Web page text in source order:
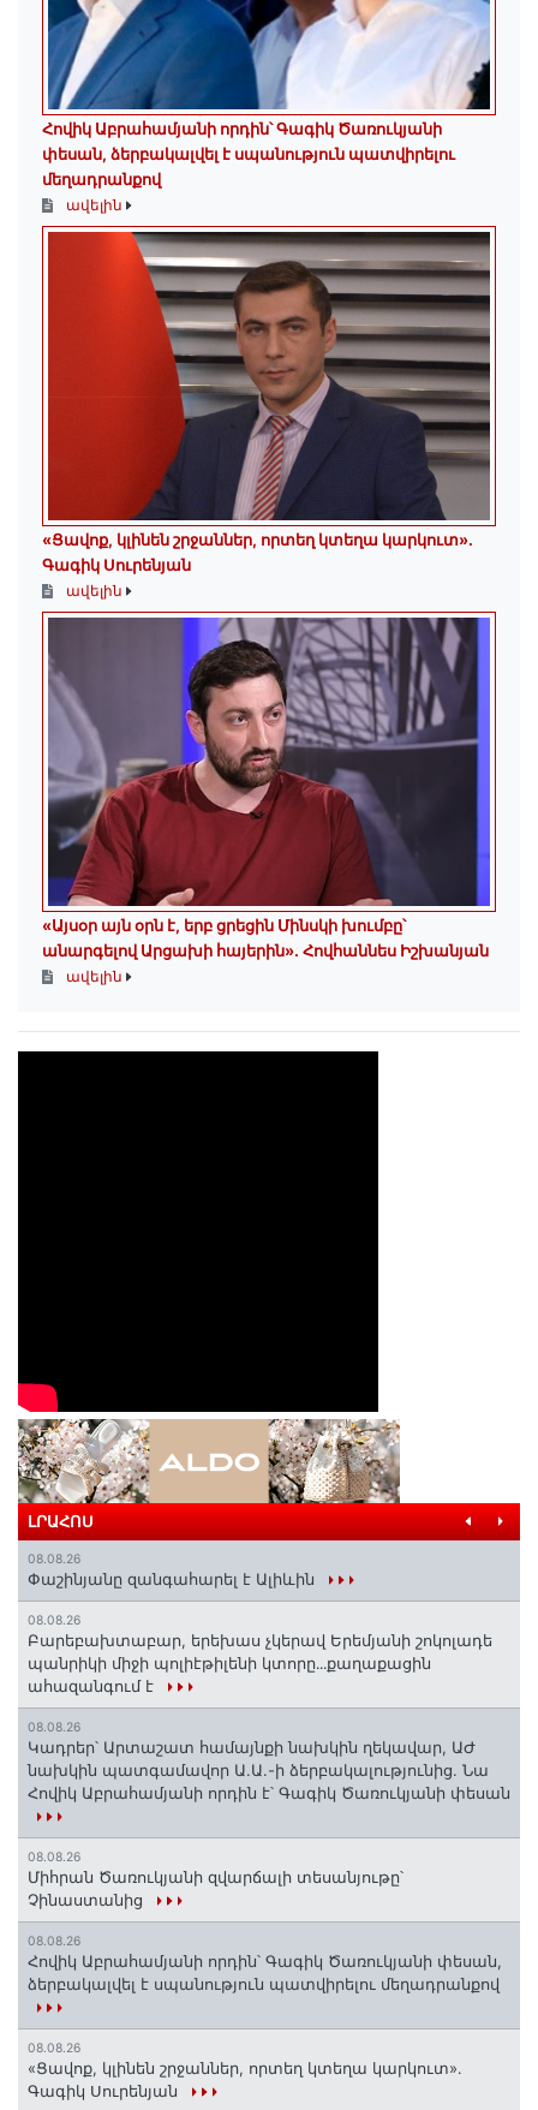
Հովիկ Աբրահամյանի որդին՝ Գագիկ Ծառուկյանի
փեսան, ձերբակալվել է սպանություն պատվիրելու
մեղադրանքով
ավելին
«Ցավոք, կլինեն շրջաններ, որտեղ կտեղա կարկուտ»․
Գագիկ Սուրենյան
ավելին
«Այսօր այն օրն է, երբ ցրեցին Մինսկի խումբը՝
անարգելով Արցախի հայերին»․ Հովհաննես Իշխանյան
ավելին
ԼՐԱՀՈՍ
08.08.26
Փաշինյանը զանգահարել է Ալիևին
08.08.26
Բարեբախտաբար, երեխաս չկերավ Երեմյանի շոկոլադե
պանրիկի միջի պոլիէթիլենի կտորը․․․քաղաքացին
ահազանգում է
08.08.26
Կադրեր՝ Արտաշատ համայնքի նախկին ղեկավար, ԱԺ
նախկին պատգամավոր Ա.Ա.-ի ձերբակալությունից. Նա
Հովիկ Աբրահամյանի որդին է՝ Գագիկ Ծառուկյանի փեսան
08.08.26
Միհրան Ծառուկյանի զվարճալի տեսանյութը՝
Չինաստանից
08.08.26
Հովիկ Աբրահամյանի որդին՝ Գագիկ Ծառուկյանի փեսան,
ձերբակալվել է սպանություն պատվիրելու մեղադրանքով
08.08.26
«Ցավոք, կլինեն շրջաններ, որտեղ կտեղա կարկուտ»․
Գագիկ Սուրենյան